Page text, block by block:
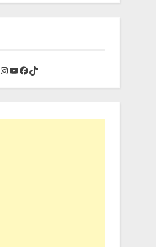
Instagram
YouTube
Facebook
TikTok